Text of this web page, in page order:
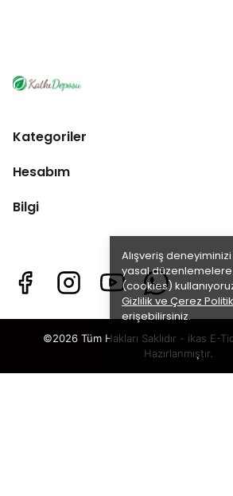
Alışveriş
yasal
(cookies)
Gizlilik ve Çerez
erişebilirsiniz.
Kategoriler
Hesabım
Bilgi
©2026 Tüm Hakları Saklıdır - ikas E-
Hazırlanmıştır.